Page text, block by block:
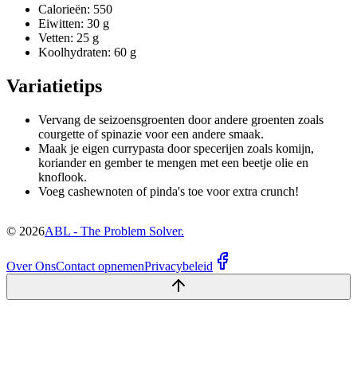
Calorieën: 550
Eiwitten: 30 g
Vetten: 25 g
Koolhydraten: 60 g
Variatietips
Vervang de seizoensgroenten door andere groenten zoals
courgette of spinazie voor een andere smaak.
Maak je eigen currypasta door specerijen zoals komijn,
koriander en gember te mengen met een beetje olie en
knoflook.
Voeg cashewnoten of pinda's toe voor extra crunch!
© 2026ABL - The Problem Solver.
Over OnsContact opnemenPrivacybeleid